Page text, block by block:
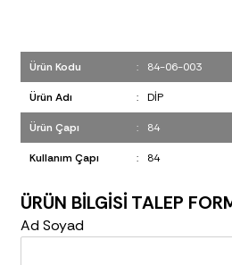
Ürün Kodu : 84-06-003
Ürün Adı : DİP
Ürün Çapı : 84
Kullanım Çapı : 84
ÜRÜN BİLGİSİ TALEP
Ad Soyad